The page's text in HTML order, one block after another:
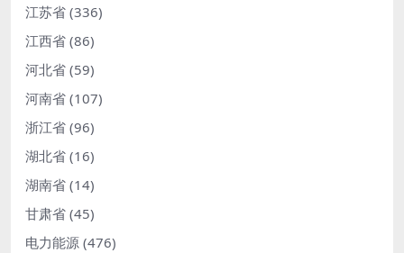
江苏省 (336)
江西省 (86)
河北省 (59)
河南省 (107)
浙江省 (96)
湖北省 (16)
湖南省 (14)
甘肃省 (45)
电力能源 (476)